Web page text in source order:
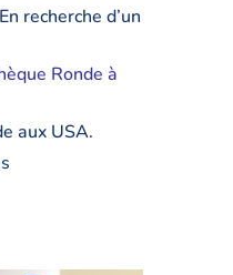
recherche d’un
Ronde à
aux USA.